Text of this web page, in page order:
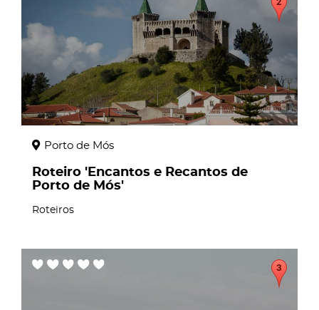
Porto de Mós
Roteiro 'Encantos e Recantos de
Porto de Mós'
Roteiros
page